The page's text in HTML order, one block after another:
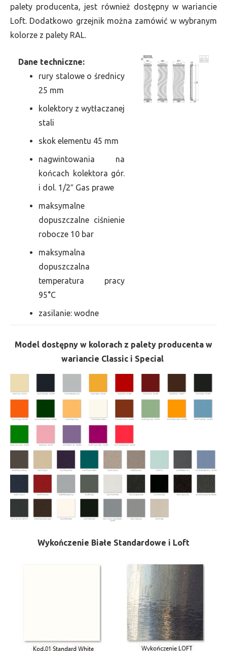
palety producenta, jest również dostępny w wariancie
Loft. Dodatkowo grzejnik można zamówić w wybranym
kolorze z palety RAL.
Dane techniczne:
rury stalowe o średnicy
25 mm
kolektory z wytłaczanej
stali
skok elementu 45 mm
nagwintowania na
końcach kolektora gór.
i dol. 1/2″ Gas prawe
maksymalne
dopuszczalne ciśnienie
robocze 10 bar
maksymalna
dopuszczalna
temperatura pracy
95°C
zasilanie: wodne
Model dostępny w kolorach z palety producenta w
wariancie Classic i Special
Wykończenie Białe Standardowe i Loft